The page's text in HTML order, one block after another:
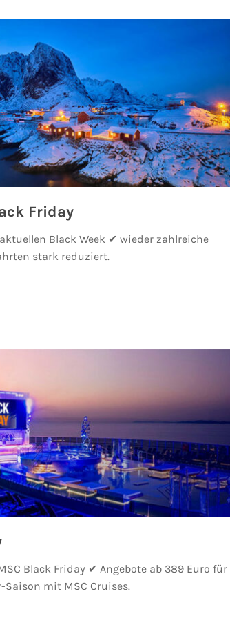
Friday
Black Week ✔ wieder zahlreiche
stark reduziert.
Black Friday ✔ Angebote ab 389 Euro für
mit MSC Cruises.